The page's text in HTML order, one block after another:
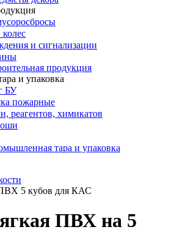
и сигнализации
продукция
и упаковка
БУ
пожарные
реагентов, химикатов
тара и упаковка
5 кубов для КАС
ПВХ на 5